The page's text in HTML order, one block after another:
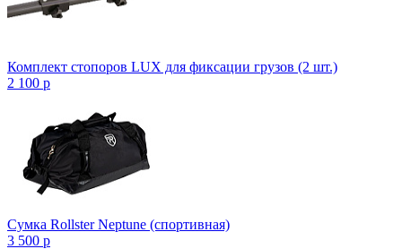
Комплект стопоров LUX для фиксации грузов (2 шт.)
2 100 p
Сумка Rollster Neptune (спортивная)
3 500 p